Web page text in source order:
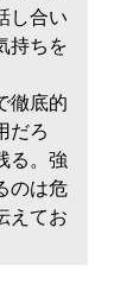
し合い
持ちを
徹底的
だろ
る。強
のは危
えてお